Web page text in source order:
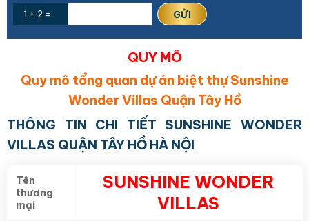
1 + 2 =
QUY MÔ
Quy mô tổng quan dự án biệt thự Sunshine
Wonder Villas Quận Tây Hồ
THÔNG TIN CHI TIẾT SUNSHINE WONDER
VILLAS QUẬN TÂY HỒ HÀ NỘI
Tên
thương
mại
SUNSHINE WONDER
VILLAS